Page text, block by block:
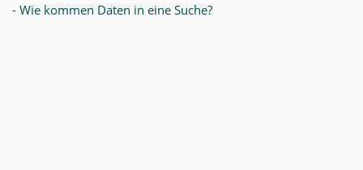
- Wie kommen Daten in eine Suche?